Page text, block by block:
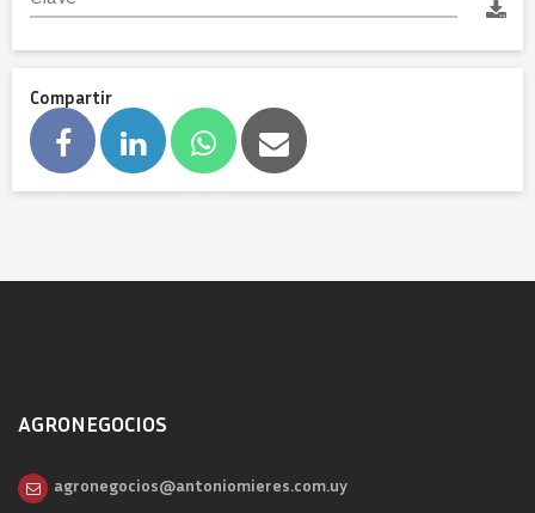
Compartir
AGRONEGOCIOS
agronegocios@antoniomieres.com.uy